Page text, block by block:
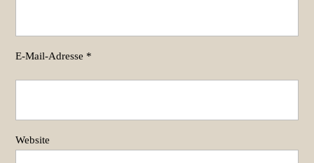
E-Mail-Adresse *
Website